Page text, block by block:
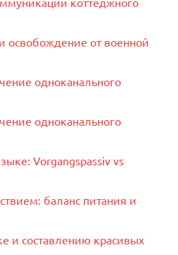
освобождение от военной
одноканального
одноканального
Vorgangspassiv vs
баланс питания и
и составлению красивых